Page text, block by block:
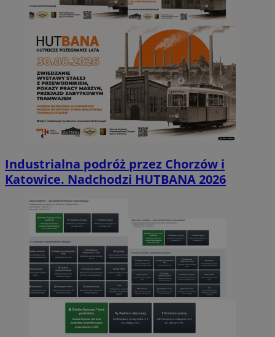
Industrialna podróż przez Chorzów i
Katowice. Nadchodzi HUTBANA 2026